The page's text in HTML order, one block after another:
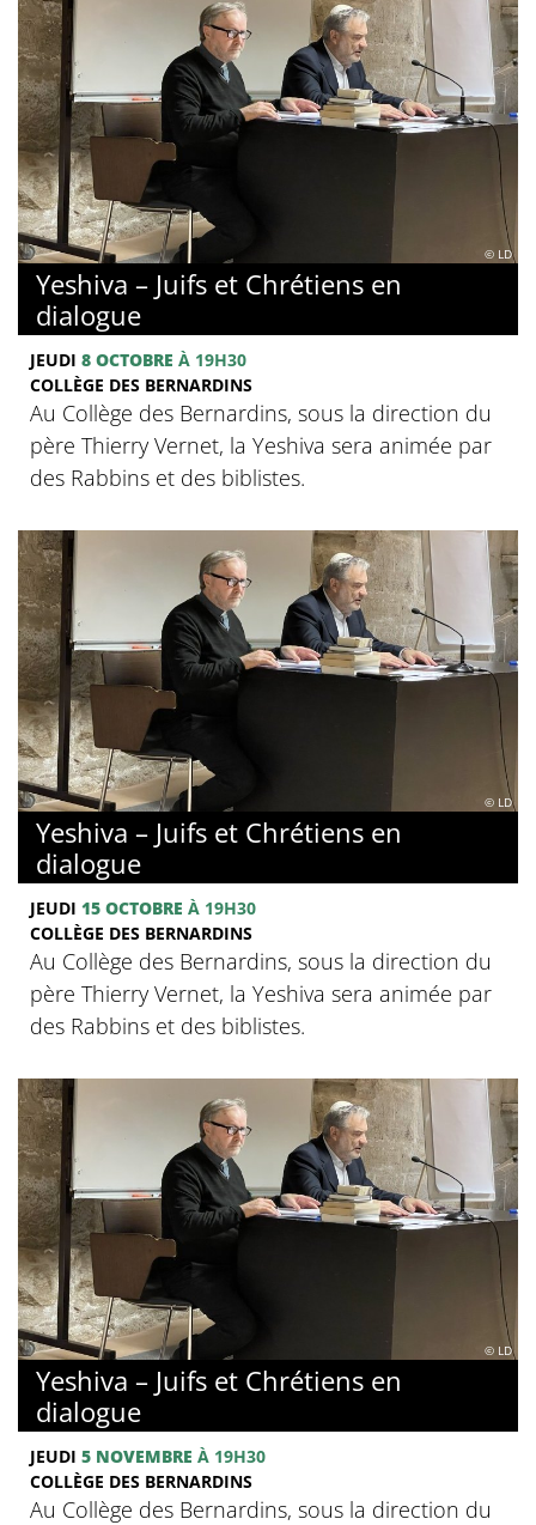
© LD
Yeshiva – Juifs et Chrétiens en
dialogue
JEUDI 8 OCTOBRE À 19H30
COLLÈGE DES BERNARDINS
Au Collège des Bernardins, sous la direction du
père Thierry Vernet, la Yeshiva sera animée par
des Rabbins et des biblistes.
© LD
Yeshiva – Juifs et Chrétiens en
dialogue
JEUDI 15 OCTOBRE À 19H30
COLLÈGE DES BERNARDINS
Au Collège des Bernardins, sous la direction du
père Thierry Vernet, la Yeshiva sera animée par
des Rabbins et des biblistes.
© LD
Yeshiva – Juifs et Chrétiens en
dialogue
JEUDI 5 NOVEMBRE À 19H30
COLLÈGE DES BERNARDINS
Au Collège des Bernardins, sous la direction du